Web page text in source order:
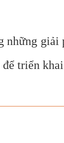
những giải
triển